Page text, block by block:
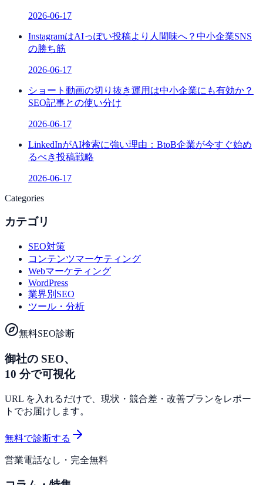
2026-06-17
InstagramはAIっぽい投稿より人間味へ？中小企業SNS
の勝ち筋
2026-06-17
ショート動画の切り抜き運用は中小企業にも有効か？
SEO記事との使い分け
2026-06-17
LinkedInがAI検索に強い理由：BtoB企業が今すぐ始め
るべき投稿戦略
2026-06-17
Categories
カテゴリ
SEO対策
コンテンツマーケティング
Webマーケティング
WordPress
業界別SEO
ツール・分析
無料SEO診断
御社の SEO、
10 分で可視化
URL を入れるだけで、現状・競合差・改善プランをレポー
トでお届けします。
無料で診断する
営業電話なし・完全無料